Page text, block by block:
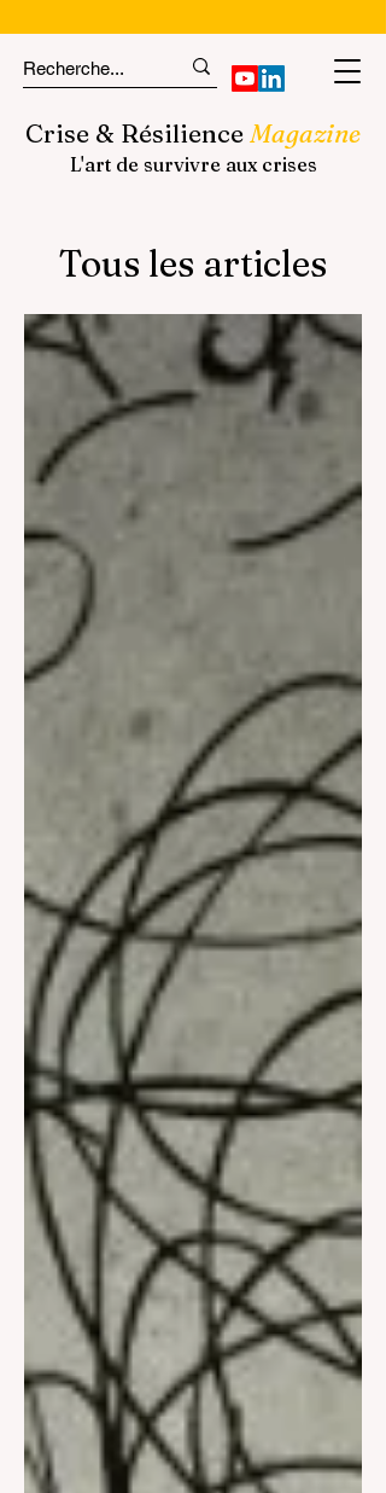
Crise & Résilience Magazine
L'art de survivre aux crises
Tous les articles